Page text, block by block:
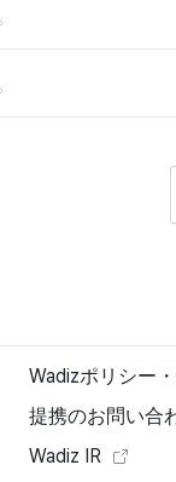
Wadizポリシー
提携のお問い合
Wadiz IR